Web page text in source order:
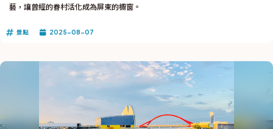
藝，讓曾經的眷村活化成為屏東的櫥窗。
景點 2025-08-07